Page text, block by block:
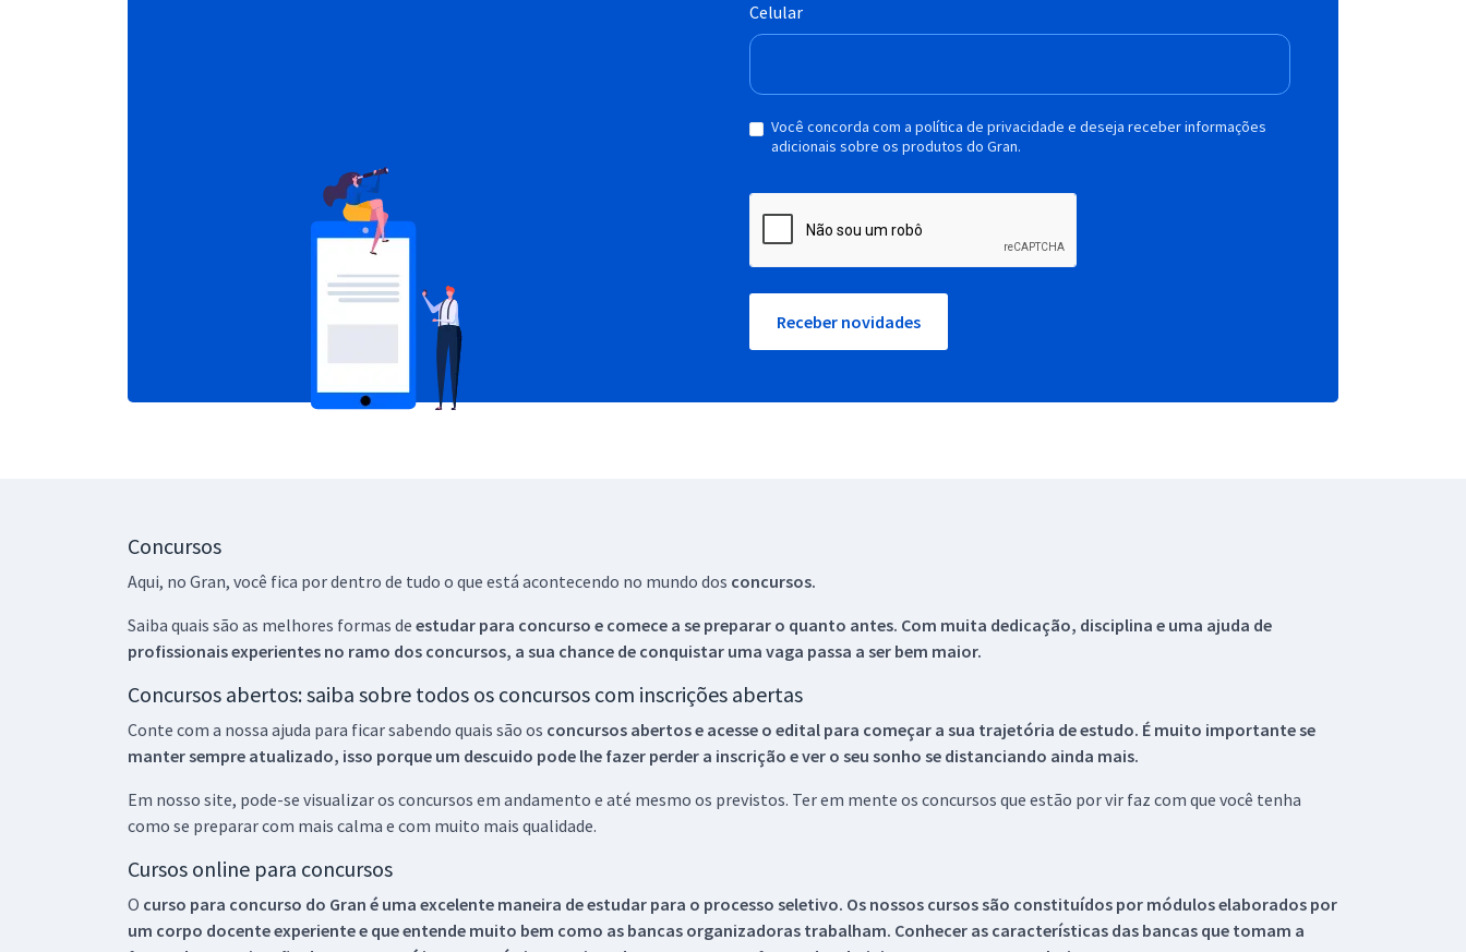
Celular
Você concorda com a política de privacidade e deseja receber informações
adicionais sobre os produtos do Gran.
Receber novidades
Concursos
Aqui, no Gran, você fica por dentro de tudo o que está acontecendo no mundo dos concursos.
Saiba quais são as melhores formas de estudar para concurso e comece a se preparar o quanto antes. Com muita dedicação, disciplina e uma ajuda de
profissionais experientes no ramo dos concursos, a sua chance de conquistar uma vaga passa a ser bem maior.
Concursos abertos: saiba sobre todos os concursos com inscrições abertas
Conte com a nossa ajuda para ficar sabendo quais são os concursos abertos e acesse o edital para começar a sua trajetória de estudo. É muito importante se
manter sempre atualizado, isso porque um descuido pode lhe fazer perder a inscrição e ver o seu sonho se distanciando ainda mais.
Em nosso site, pode-se visualizar os concursos em andamento e até mesmo os previstos. Ter em mente os concursos que estão por vir faz com que você tenha
como se preparar com mais calma e com muito mais qualidade.
Cursos online para concursos
O curso para concurso do Gran é uma excelente maneira de estudar para o processo seletivo. Os nossos cursos são constituídos por módulos elaborados por
um corpo docente experiente e que entende muito bem como as bancas organizadoras trabalham. Conhecer as características das bancas que tomam a